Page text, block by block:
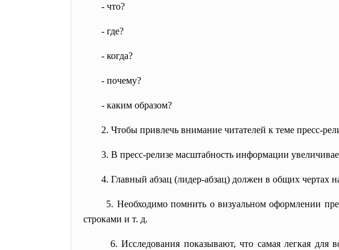
- что?
- где?
- когда?
- почему?
- каким образом?
2. Чтобы привлечь внимание читателей к теме пресс-
3. В пресс-релизе масштабность информации
4. Главный абзац (лидер-абзац) должен в общих чертах
5. Необходимо помнить о визуальном оформлении
строками и т. д.
6. Исследования показывают, что самая легкая для